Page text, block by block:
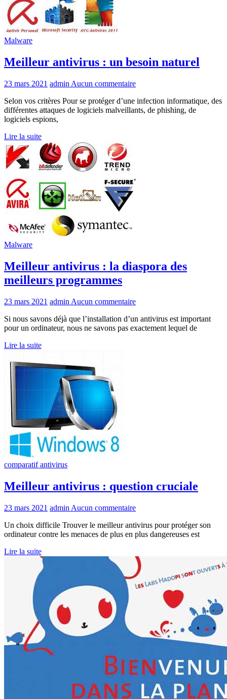
Malware
Meilleur antivirus : un besoin naturel
23 mars 2021 admin Aucun commentaire
Selon vos critères Pour se protéger d’une infection informatique, des
différentes attaques de logiciels malveillants, de phishing, de
logiciels espions,
Lire la suite
Malware
Meilleur antivirus : la diaspora des
meilleurs programmes
23 mars 2021 admin Aucun commentaire
Si nous savons déjà que l’installation d’un antivirus est important
pour un ordinateur, nous ne savons pas exactement lequel de
Lire la suite
comparatif antivirus
Meilleur antivirus : question cruciale
23 mars 2021 admin Aucun commentaire
Un choix difficile Trouver le meilleur antivirus pour protéger son
ordinateur contre les menaces de plus en plus dangereuses est
Lire la suite